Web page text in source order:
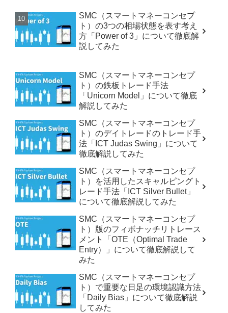
SMC（スマートマネーコンセプ
ト）の3つの相場状態を表す考え
方「Power of 3」について徹底解
説してみた
SMC（スマートマネーコンセプ
ト）の鉄板トレード手法
「Unicorn Model」について徹底
解説してみた
SMC（スマートマネーコンセプ
ト）のデイトレードのトレード手
法「ICT Judas Swing」について
徹底解説してみた
SMC（スマートマネーコンセプ
ト）を活用したスキャルピングト
レード手法「ICT Silver Bullet」
について徹底解説してみた
SMC（スマートマネーコンセプ
ト）版のフィボナッチリトレース
メント「OTE（Optimal Trade
Entry）」について徹底解説して
みた
SMC（スマートマネーコンセプ
ト）で重要な日足の環境認識方法
「Daily Bias」について徹底解説
してみた